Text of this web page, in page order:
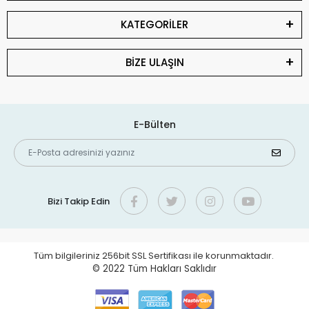
KATEGORİLER
BİZE ULAŞIN
E-Bülten
Bizi Takip Edin
Tüm bilgileriniz 256bit SSL Sertifikası ile korunmaktadır.
© 2022 Tüm Hakları Saklıdır